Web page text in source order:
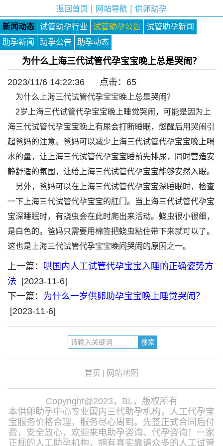
返回首页 网站导航 供卵助孕
新闻动态 试管助孕行业 试管助孕公告
试管助孕新闻
助孕新闻
助孕公告 助孕动态
为什么上海三代试管代孕宝宝晚上总是哭闹？
2023/11/6 14:22:36 点击： 65
为什么上海三代试管代孕宝宝晚上总是哭闹？
2岁上海三代试管代孕宝宝晚上睡觉哭闹，可能是因为上
海三代试管代孕宝宝晚上有尿会打断睡眠，憋醒后用哭闹引
起爸妈的注意。爸妈可以减少上海三代试管代孕宝宝晚上喝
水的量，让上海三代试管代孕宝宝睡前先排尿，同时营造安
静舒适的氛围，让给上海三代试管代孕宝宝能够安然入眠。
另外，爸妈可以在上海三代试管代孕宝宝深睡眠时，检查
一下上海三代试管代孕宝宝的肛门。当上海三代试管代孕宝
宝深睡眠时，有蛲虫会在此时爬出来活动。蛲虫很小很细，
是白色的。爸妈只需要用棉签把蛲虫粘住带下来就可以了。
这也是上海三代试管代孕宝宝晚间哭闹的原因之一。
上一篇： 哄国内人工试管代孕宝宝入睡的正确姿势方
法
[2023-11-6]
下一篇： 为什么一岁供卵助孕宝宝晚上睡觉哭闹？
[2023-11-6]
首页 网站地图
Copyright@2023，BL，版权所有
本供卵助孕中心专业国内三代助孕机构，人工代孕宝
宝服务价格合理，服务尽心周到。先签正式合同后付
费，安全放心，欢迎来电助孕咨询、代孕咨询！一家
正规的人工助孕机构，拥有真实靠谱众多的人工试管